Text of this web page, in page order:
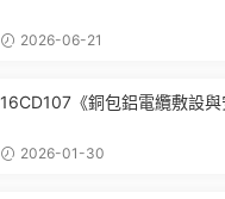
2026-06-21
16CD107《銅包鋁電纜敷設與
2026-01-30